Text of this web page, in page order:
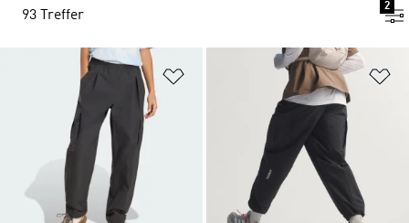
93 Treffer
2
Zur Wunschliste hinzufügen